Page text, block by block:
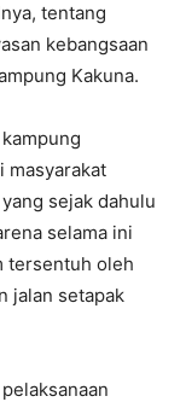
tentang
kebangsaan
Kakuna.
masyarakat
sejak dahulu
selama ini
tersentuh oleh
jalan setapak